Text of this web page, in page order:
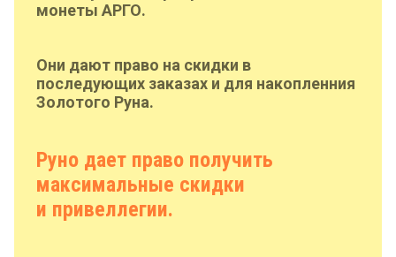
монеты АРГО.
Они дают право на скидки в
последующих заказах и для накопленния
Золотого Руна.
Руно дает право получить
максимальные скидки
и привеллегии.